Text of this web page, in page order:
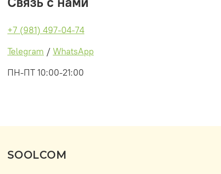
+7 (981) 497-04-74
Telegram / WhatsApp
ПН-ПТ 10:00-21:00
SOOLCOM